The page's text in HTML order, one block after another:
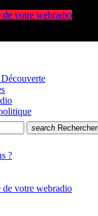
de votre webradio
search Rechercher
?
de votre webradio